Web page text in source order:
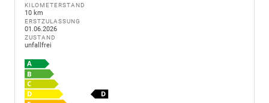
KILOMETERSTAND
10 km
ERSTZULASSUNG
01.06.2026
ZUSTAND
unfallfrei